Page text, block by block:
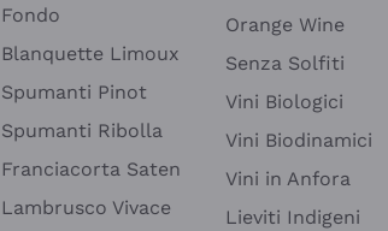
Fondo
Blanquette Limoux
Spumanti Pinot
Spumanti Ribolla
Franciacorta Saten
Lambrusco Vivace
Orange Wine
Senza Solfiti
Vini Biologici
Vini Biodinamici
Vini in Anfora
Lieviti Indigeni